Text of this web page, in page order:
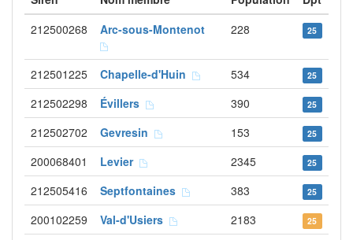
212500268
Arc-sous-Montenot 228 25
212501225 Chapelle-d'Huin 534 25
212502298 Évillers 390 25
212502702 Gevresin 153 25
200068401 Levier 2345 25
212505416 Septfontaines 383 25
200102259 Val-d'Usiers 2183 25